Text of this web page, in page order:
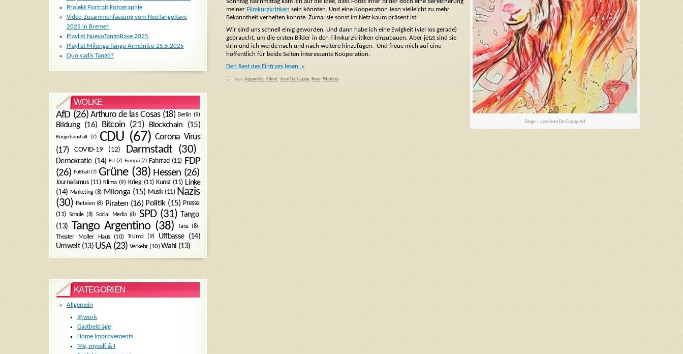
Ziege – von Jean De Cappy Art
Sonntag Nachmittag kam ich auf die Idee, dass Fotos ihrer Bilder doch eine Bereicherung
meiner Filmkurzkritiken sein könnten. Und eine Kooperation Jean vielleicht zu mehr
Bekanntheit verhelfen konnte. Zumal sie sonst im Netz kaum präsent ist.
Wir sind uns schnell einig geworden. Und dann habe ich eine Ewigkeit (viel los gerade)
gebraucht, um die ersten Bilder in den Filmkurzkritiken einzubauen. Aber jetzt sind sie
drin und ich werde nach und nach weitere hinzufügen. Und freue mich auf eine
hoffentlich für beide Seiten interessante Kooperation.
Den Rest des Eintrags lesen. »
Tags: Aquarelle, Filme, Jean De Cappy, Kino, Malerei
Projekt Portrait Fotographie
Video-Zusammenfassung vom NeoTangoRave
2025 in Bremen
Playlist NuevoTangoRave 2025
Playlist Milonga Tango Armónico 25.5.2025
Quo vadis Tango?
WOLKE
AfD(26) Arthuro de las Cosas(18) Berlin (9)
Bildung(16) Bitcoin (21) Blockchain (15)
Bürgerhaushalt (7) CDU (67) Corona Virus
(17)
COVID-19 (12) Darmstadt (30)
Demokratie(14) EU(7) Europa(7) Fahrrad (11) FDP
(26) Fußball (7) Grüne(38) Hessen (26)
Journalismus(11) Klima(9) Krieg(11) Kunst(11) Linke
(14) Marketing(8) Milonga(15) Musik(11) Nazis
(30) Parteien(8) Piraten (16) Politik(15) Presse
(11) Schule(8) Social Media (8) SPD(31) Tango
(13)
Tango Argentino(38) Tanz(8)
Theater Moller Haus(10) Trump(9) Uffbasse(14)
Umwelt(13) USA(23) Verkehr(10) Wahl (13)
KATEGORIEN
Allgemein
@work
Gastbeiträge
Home Improvements
Me, myself & I